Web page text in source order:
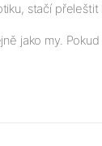
stačí přeleštit
jako my.